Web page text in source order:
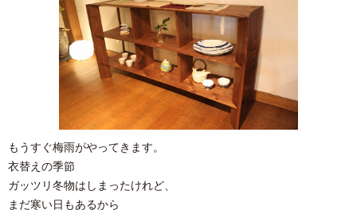
もうすぐ梅雨がやってきます。
衣替えの季節
ガッツリ冬物はしまったけれど、
まだ寒い日もあるから